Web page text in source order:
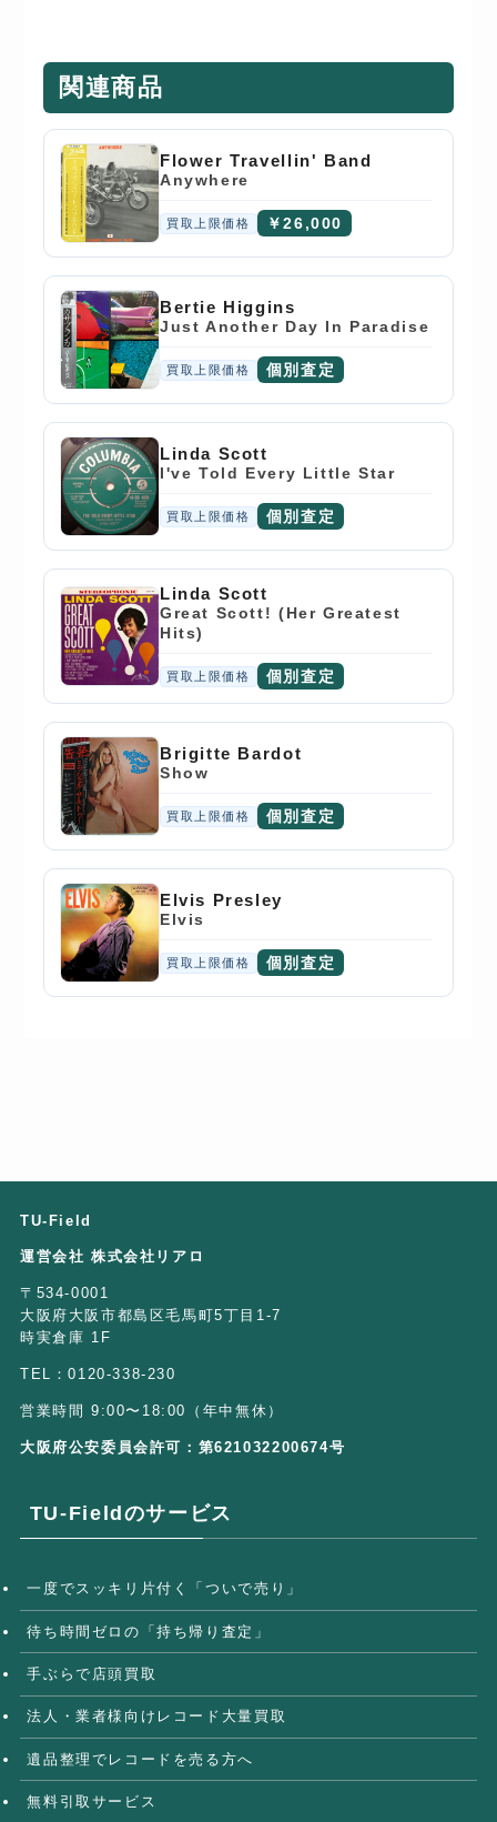
関連商品
Flower Travellin' Band
Anywhere
買取上限価格 ￥26,000
Bertie Higgins
Just Another Day In Paradise
買取上限価格 個別査定
Linda Scott
I've Told Every Little Star
買取上限価格 個別査定
Linda Scott
Great Scott! (Her Greatest
Hits)
買取上限価格 個別査定
Brigitte Bardot
Show
買取上限価格 個別査定
Elvis Presley
Elvis
買取上限価格 個別査定
TU-Field
運営会社 株式会社リアロ
〒534-0001
大阪府大阪市都島区毛馬町5丁目1-7
時実倉庫 1F
TEL：0120-338-230
営業時間 9:00〜18:00（年中無休）
大阪府公安委員会許可：第621032200674号
TU-Fieldのサービス
一度でスッキリ片付く「ついで売り」
待ち時間ゼロの「持ち帰り査定」
手ぶらで店頭買取
法人・業者様向けレコード大量買取
遺品整理でレコードを売る方へ
無料引取サービス